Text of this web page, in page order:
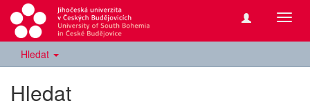
Hledat
Hledat